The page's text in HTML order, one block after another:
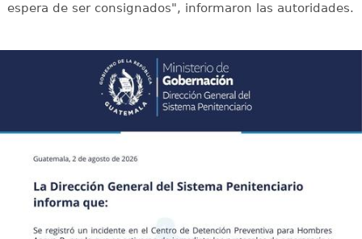
espera de ser consignados", informaron las autoridades.